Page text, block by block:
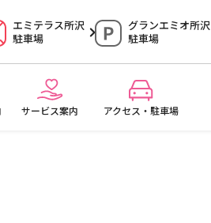
エミテラス所沢
駐車場
グランエミオ所沢
駐車場
サービス案内 アクセス・駐車場